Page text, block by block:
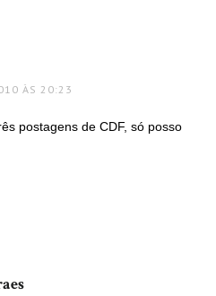
ÀS 20:23
postagens de CDF, só posso